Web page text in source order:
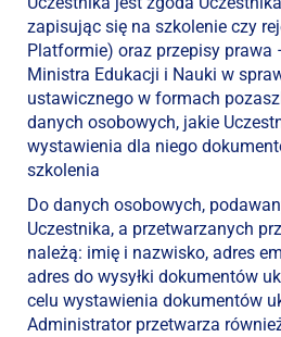
zapisując się na szkolenie czy
Platformie) oraz przepisy prawa
Ministra Edukacji i Nauki w
ustawicznego w formach
danych osobowych, jakie
wystawienia dla niego
szkolenia
Do danych osobowych,
Uczestnika, a przetwarzanych
należą: imię i nazwisko, adres
adres do wysyłki dokumentów
celu wystawienia dokumentów
Administrator przetwarza